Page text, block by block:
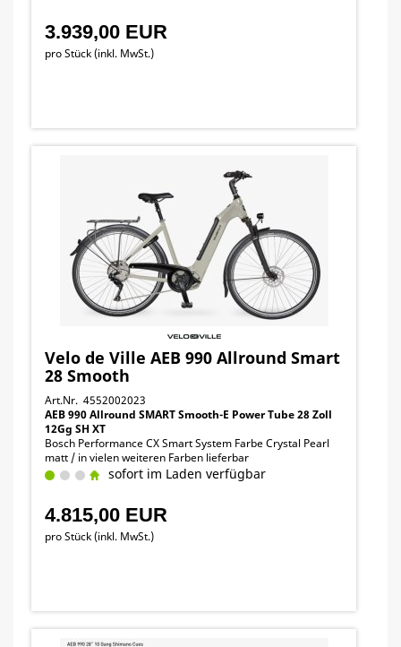
3.939,00 EUR
pro Stück (inkl. MwSt.)
Velo de Ville AEB 990 Allround Smart
28 Smooth
Art.Nr. 4552002023
AEB 990 Allround SMART Smooth-E Power Tube 28 Zoll
12Gg SH XT
Bosch Performance CX Smart System Farbe Crystal Pearl
matt / in vielen weiteren Farben lieferbar
sofort im Laden verfügbar
4.815,00 EUR
pro Stück (inkl. MwSt.)